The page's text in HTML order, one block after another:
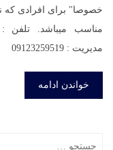
خصوصا" برای افرادی که
مدیریت : 09123259519
خواندن ادامه